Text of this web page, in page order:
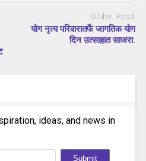
Older Post
योग नृत्य परिवारातर्फे जागतिक योग
दिन उत्साहात साजरा.
ideas, and news in